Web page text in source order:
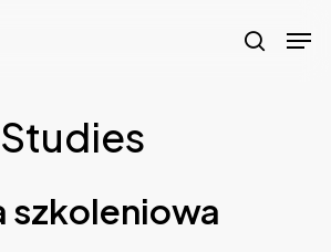
search
szkoleniowa